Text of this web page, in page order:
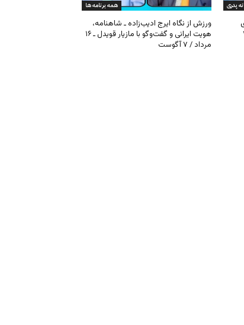
همه برنامه ها
ورزش از نگاه ایرج ادیب‌زاده ـ شاهنامه،
هویت ایرانی و گفت‌وگو با مازیار قویدل ـ ۱۶
مرداد / ۷ آگوست
پدری
/ ۷